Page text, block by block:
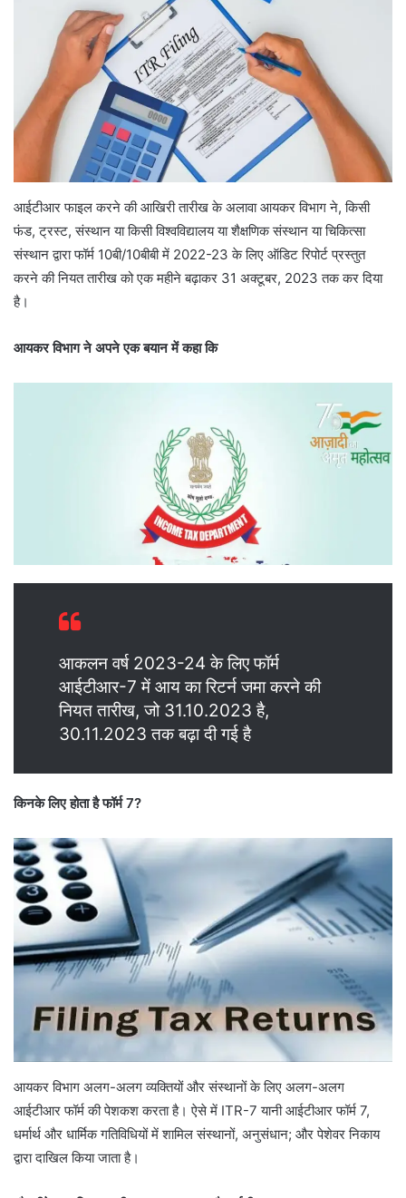
आईटीआर फाइल करने की आखिरी तारीख के अलावा आयकर विभाग ने, किसी
फंड, ट्रस्ट, संस्थान या किसी विश्वविद्यालय या शैक्षणिक संस्थान या चिकित्सा
संस्थान द्वारा फॉर्म 10बी/10बीबी में 2022-23 के लिए ऑडिट रिपोर्ट प्रस्तुत
करने की नियत तारीख को एक महीने बढ़ाकर 31 अक्टूबर, 2023 तक कर दिया
है।
आयकर विभाग ने अपने एक बयान में कहा कि
आकलन वर्ष 2023-24 के लिए फॉर्म
आईटीआर-7 में आय का रिटर्न जमा करने की
नियत तारीख, जो 31.10.2023 है,
30.11.2023 तक बढ़ा दी गई है
किनके लिए होता है फॉर्म 7?
आयकर विभाग अलग-अलग व्यक्तियों और संस्थानों के लिए अलग-अलग
आईटीआर फॉर्म की पेशकश करता है। ऐसे में ITR-7 यानी आईटीआर फॉर्म 7,
धर्मार्थ और धार्मिक गतिविधियों में शामिल संस्थानों, अनुसंधान; और पेशेवर निकाय
द्वारा दाखिल किया जाता है।